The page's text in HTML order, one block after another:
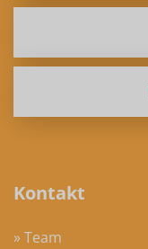
Kontakt
» Team